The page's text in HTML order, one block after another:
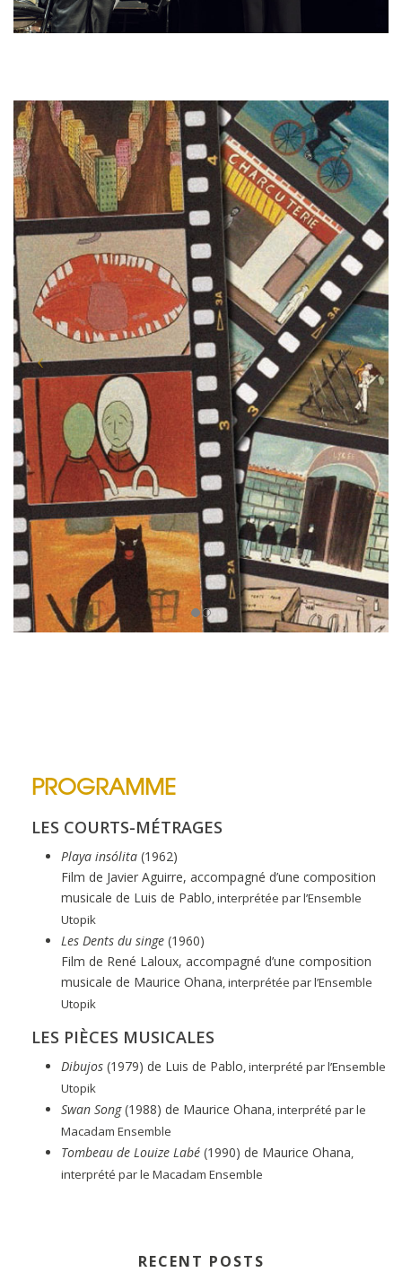
PROGRAMME
LES COURTS-MÉTRAGES
Playa insólita(1962)
Film de Javier Aguirre, accompagné d’une composition
musicale de Luis de Pablo, interprétée par l’Ensemble
Utopik
Les Dents du singe(1960)
Film de René Laloux, accompagné d’une composition
musicale de Maurice Ohana, interprétée par l’Ensemble
Utopik
LES PIÈCES MUSICALES
Dibujos(1979) de Luis de Pablo, interprété par l’Ensemble
Utopik
Swan Song(1988) de Maurice Ohana, interprété par le
Macadam Ensemble
Tombeau de Louize Labé(1990) de Maurice Ohana,
interprété par le Macadam Ensemble
RECENT POSTS